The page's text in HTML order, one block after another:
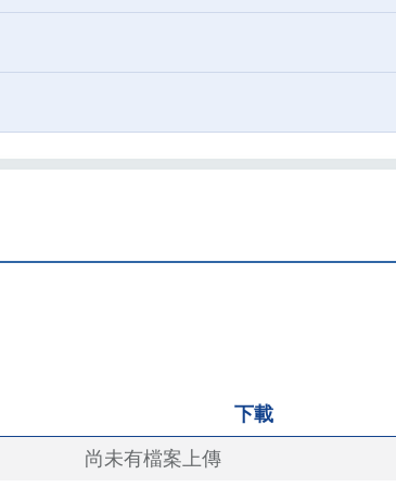
下載
尚未有檔案上傳